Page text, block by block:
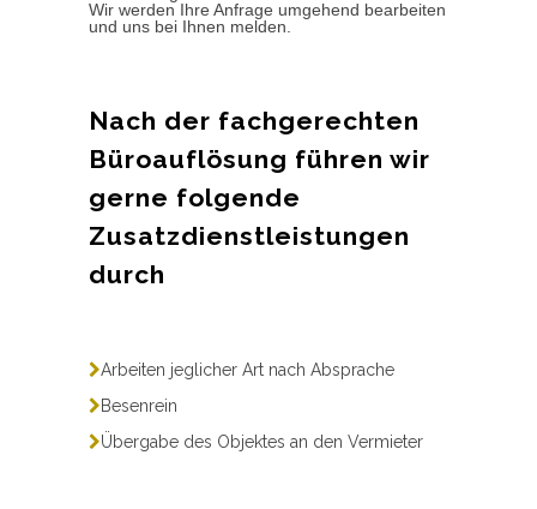
Wir werden Ihre Anfrage umgehend bearbeiten
und uns bei Ihnen melden.
Nach der fachgerechten
Büroauflösung führen wir
gerne folgende
Zusatzdienstleistungen
durch
Arbeiten jeglicher Art nach Absprache
Besenrein
Übergabe des Objektes an den Vermieter